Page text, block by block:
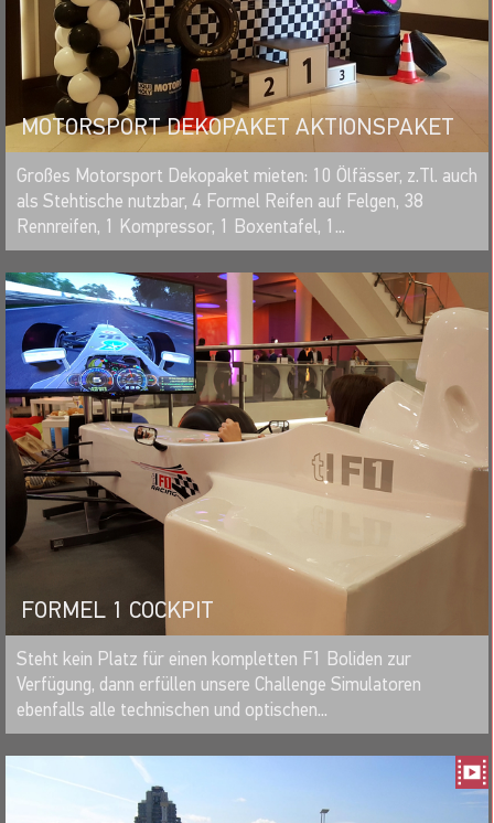
MOTORSPORT DEKOPAKET AKTIONSPAKET
MERKEN
Großes Motorsport Dekopaket mieten: 10 Ölfässer, z.Tl. auch
als Stehtische nutzbar, 4 Formel Reifen auf Felgen, 38
Rennreifen, 1 Kompressor, 1 Boxentafel, 1...
FORMEL 1 COCKPIT
MERKEN
Steht kein Platz für einen kompletten F1 Boliden zur
Verfügung, dann erfüllen unsere Challenge Simulatoren
ebenfalls alle technischen und optischen...